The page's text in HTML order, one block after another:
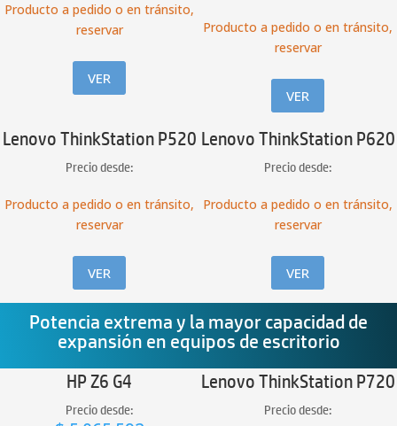
Producto a pedido o en tránsito,
reservar
VER
Producto a pedido o en tránsito,
reservar
VER
Lenovo ThinkStation P520
Precio desde:
Producto a pedido o en tránsito,
reservar
VER
Lenovo ThinkStation P620
Precio desde:
Producto a pedido o en tránsito,
reservar
VER
Potencia extrema y la mayor capacidad de
expansión en equipos de escritorio
HP Z6 G4
Precio desde:
Lenovo ThinkStation P720
Precio desde: